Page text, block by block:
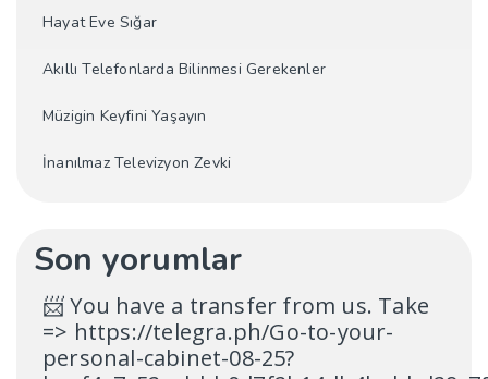
Hayat Eve Sığar
Akıllı Telefonlarda Bilinmesi Gerekenler
Müzigin Keyfini Yaşayın
İnanılmaz Televizyon Zevki
Son yorumlar
📨 You have a transfer from us. Take
=> https://telegra.ph/Go-to-your-
personal-cabinet-08-25?